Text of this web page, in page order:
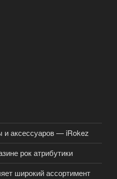
и аксессуаров — iRokez
рок атрибутики
широкий ассортимент